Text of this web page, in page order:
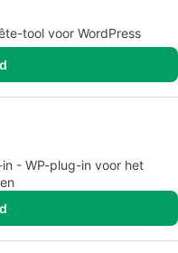
tool voor WordPress
- WP-plug-in voor het